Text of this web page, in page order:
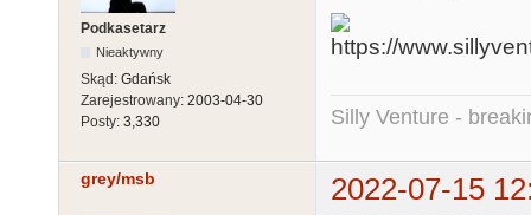
Podkasetarz
Nieaktywny
Skąd: Gdańsk
Zarejestrowany: 2003-04-30
Posty: 3,330 Silly Venture -
grey/msb 2022-07-15